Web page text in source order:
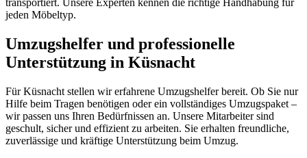
transportiert. Unsere Experten kennen die richtige Handhabung für
jeden Möbeltyp.
Umzugshelfer und professionelle
Unterstützung in Küsnacht
Für Küsnacht stellen wir erfahrene Umzugshelfer bereit. Ob Sie nur
Hilfe beim Tragen benötigen oder ein vollständiges Umzugspaket –
wir passen uns Ihren Bedürfnissen an. Unsere Mitarbeiter sind
geschult, sicher und effizient zu arbeiten. Sie erhalten freundliche,
zuverlässige und kräftige Unterstützung beim Umzug.